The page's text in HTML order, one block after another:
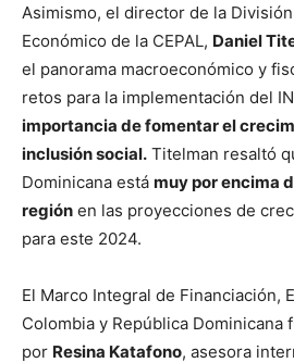
Asimismo, el director de la
Económico de la CEPAL, Daniel
el panorama macroeconómico y
retos para la implementación del
importancia de fomentar el
inclusión social. Titelman resaltó
Dominicana está muy por encima
región en las proyecciones de
para este 2024.
El Marco Integral de Financiación,
Colombia y República Dominicana
por Resina Katafono, asesora